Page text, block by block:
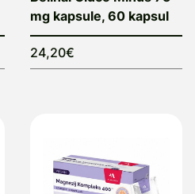
mg kapsule, 60 kapsul
24,20€